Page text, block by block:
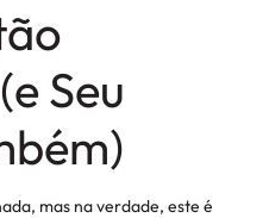
Seu
mas na verdade, este é